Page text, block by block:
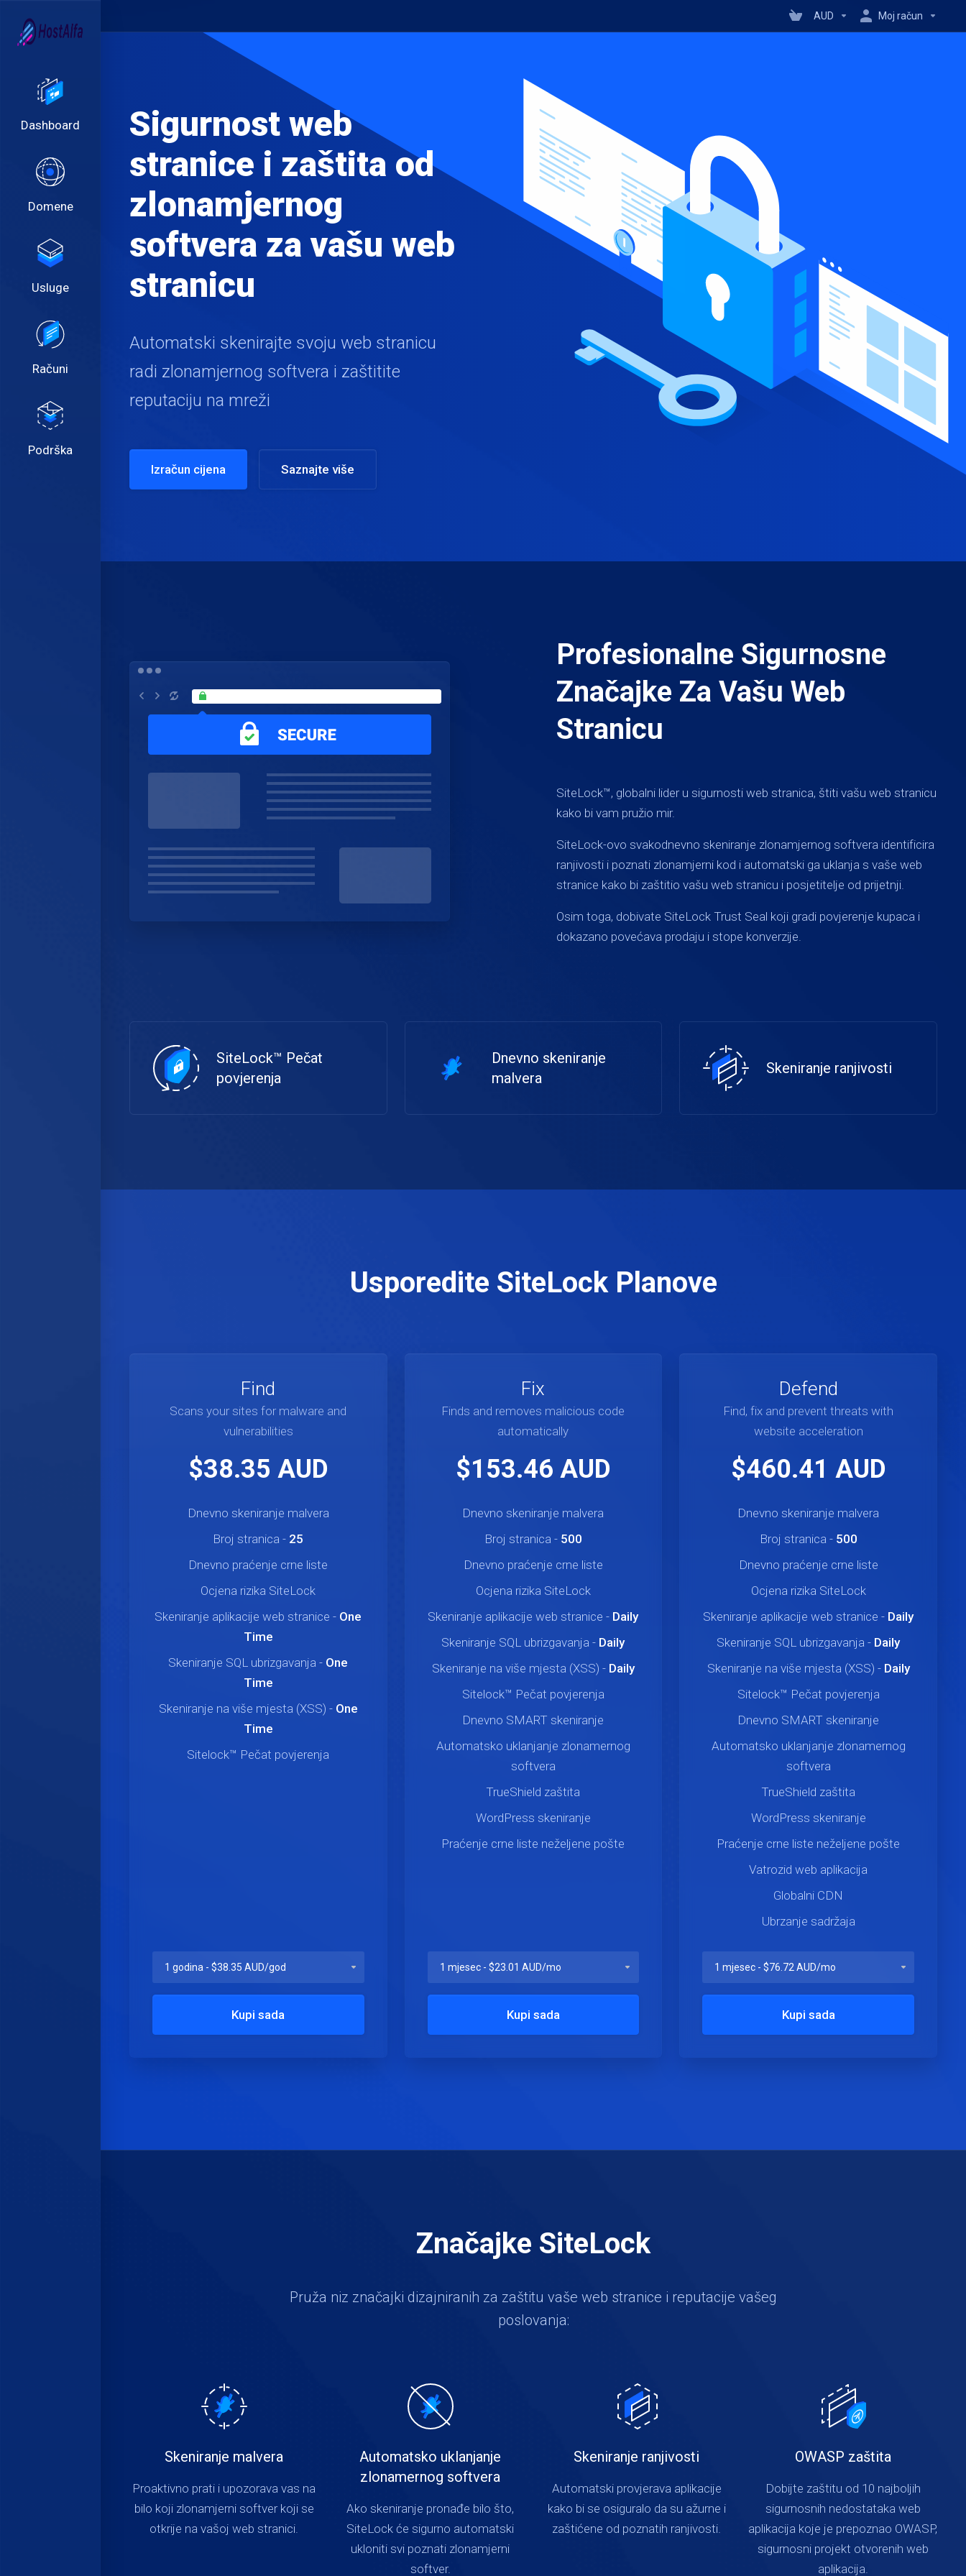
Dashboard
Domene
Usluge
Računi
Podrška
AUD Moj račun
Sigurnost web
stranice i zaštita od
zlonamjernog
softvera za vašu web
stranicu
Automatski skenirajte svoju web stranicu
radi zlonamjernog softvera i zaštitite
reputaciju na mreži
Izračun cijena Saznajte više
Profesionalne Sigurnosne
Značajke Za Vašu Web
Stranicu
SiteLock™, globalni lider u sigurnosti web stranica, štiti vašu web stranicu
kako bi vam pružio mir.
SiteLock-ovo svakodnevno skeniranje zlonamjernog softvera identificira
ranjivosti i poznati zlonamjerni kod i automatski ga uklanja s vaše web
stranice kako bi zaštitio vašu web stranicu i posjetitelje od prijetnji.
Osim toga, dobivate SiteLock Trust Seal koji gradi povjerenje kupaca i
dokazano povećava prodaju i stope konverzije.
SiteLock™ Pečat
povjerenja
Dnevno skeniranje
malvera
Skeniranje ranjivosti
Usporedite SiteLock Planove
Find
Scans your sites for malware and
vulnerabilities
$38.35 AUD
Dnevno skeniranje malvera
Broj stranica - 25
Dnevno praćenje crne liste
Ocjena rizika SiteLock
Skeniranje aplikacije web stranice - One
Time
Skeniranje SQL ubrizgavanja - One
Time
Skeniranje na više mjesta (XSS) - One
Time
Sitelock™ Pečat povjerenja
Kupi sada
Fix
Finds and removes malicious code
automatically
$153.46 AUD
Dnevno skeniranje malvera
Broj stranica - 500
Dnevno praćenje crne liste
Ocjena rizika SiteLock
Skeniranje aplikacije web stranice - Daily
Skeniranje SQL ubrizgavanja - Daily
Skeniranje na više mjesta (XSS) - Daily
Sitelock™ Pečat povjerenja
Dnevno SMART skeniranje
Automatsko uklanjanje zlonamernog
softvera
TrueShield zaštita
WordPress skeniranje
Praćenje crne liste neželjene pošte
Kupi sada
Defend
Find, fix and prevent threats with
website acceleration
$460.41 AUD
Dnevno skeniranje malvera
Broj stranica - 500
Dnevno praćenje crne liste
Ocjena rizika SiteLock
Skeniranje aplikacije web stranice - Daily
Skeniranje SQL ubrizgavanja - Daily
Skeniranje na više mjesta (XSS) - Daily
Sitelock™ Pečat povjerenja
Dnevno SMART skeniranje
Automatsko uklanjanje zlonamernog
softvera
TrueShield zaštita
WordPress skeniranje
Praćenje crne liste neželjene pošte
Vatrozid web aplikacija
Globalni CDN
Ubrzanje sadržaja
Kupi sada
Značajke SiteLock
Pruža niz značajki dizajniranih za zaštitu vaše web stranice i reputacije vašeg
poslovanja:
Skeniranje malvera
Proaktivno prati i upozorava vas na
bilo koji zlonamjerni softver koji se
otkrije na vašoj web stranici.
Automatsko uklanjanje
zlonamernog softvera
Ako skeniranje pronađe bilo što,
SiteLock će sigurno automatski
ukloniti svi poznati zlonamjerni
softver.
Skeniranje ranjivosti
Automatski provjerava aplikacije
kako bi se osiguralo da su ažurne i
zaštićene od poznatih ranjivosti.
OWASP zaštita
Dobijte zaštitu od 10 najboljih
sigurnosnih nedostataka web
aplikacija koje je prepoznao OWASP,
sigurnosni projekt otvorenih web
aplikacija.